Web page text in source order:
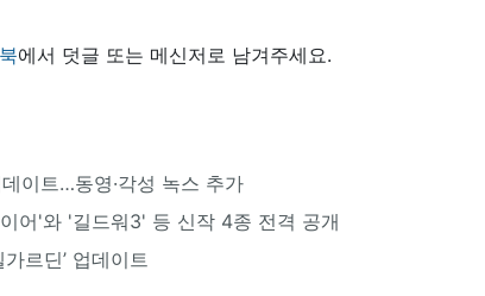
에서 덧글 또는 메신저로 남겨주세요.
이트…동영·각성 녹스 추가
어'와 '길드워3' 등 신작 4종 전격 공개
르딘’ 업데이트